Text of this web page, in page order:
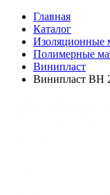
Главная
Каталог
Изоляционные
Полимерные
Винипласт
Винипласт ВН